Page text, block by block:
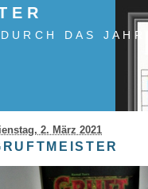
DAS JAHR
2. März 2021